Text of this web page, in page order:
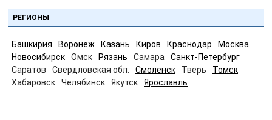
РЕГИОНЫ
Башкирия Воронеж Казань Киров Краснодар
Москва
Новосибирск
Омск Рязань Самара
Санкт-Петербург
Саратов
Свердловская обл. Смоленск Тверь
Томск
Хабаровск
Челябинск Якутск Ярославль